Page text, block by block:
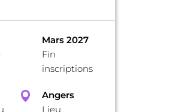
Mars 2027
Fin
inscriptions
Angers
Lieu